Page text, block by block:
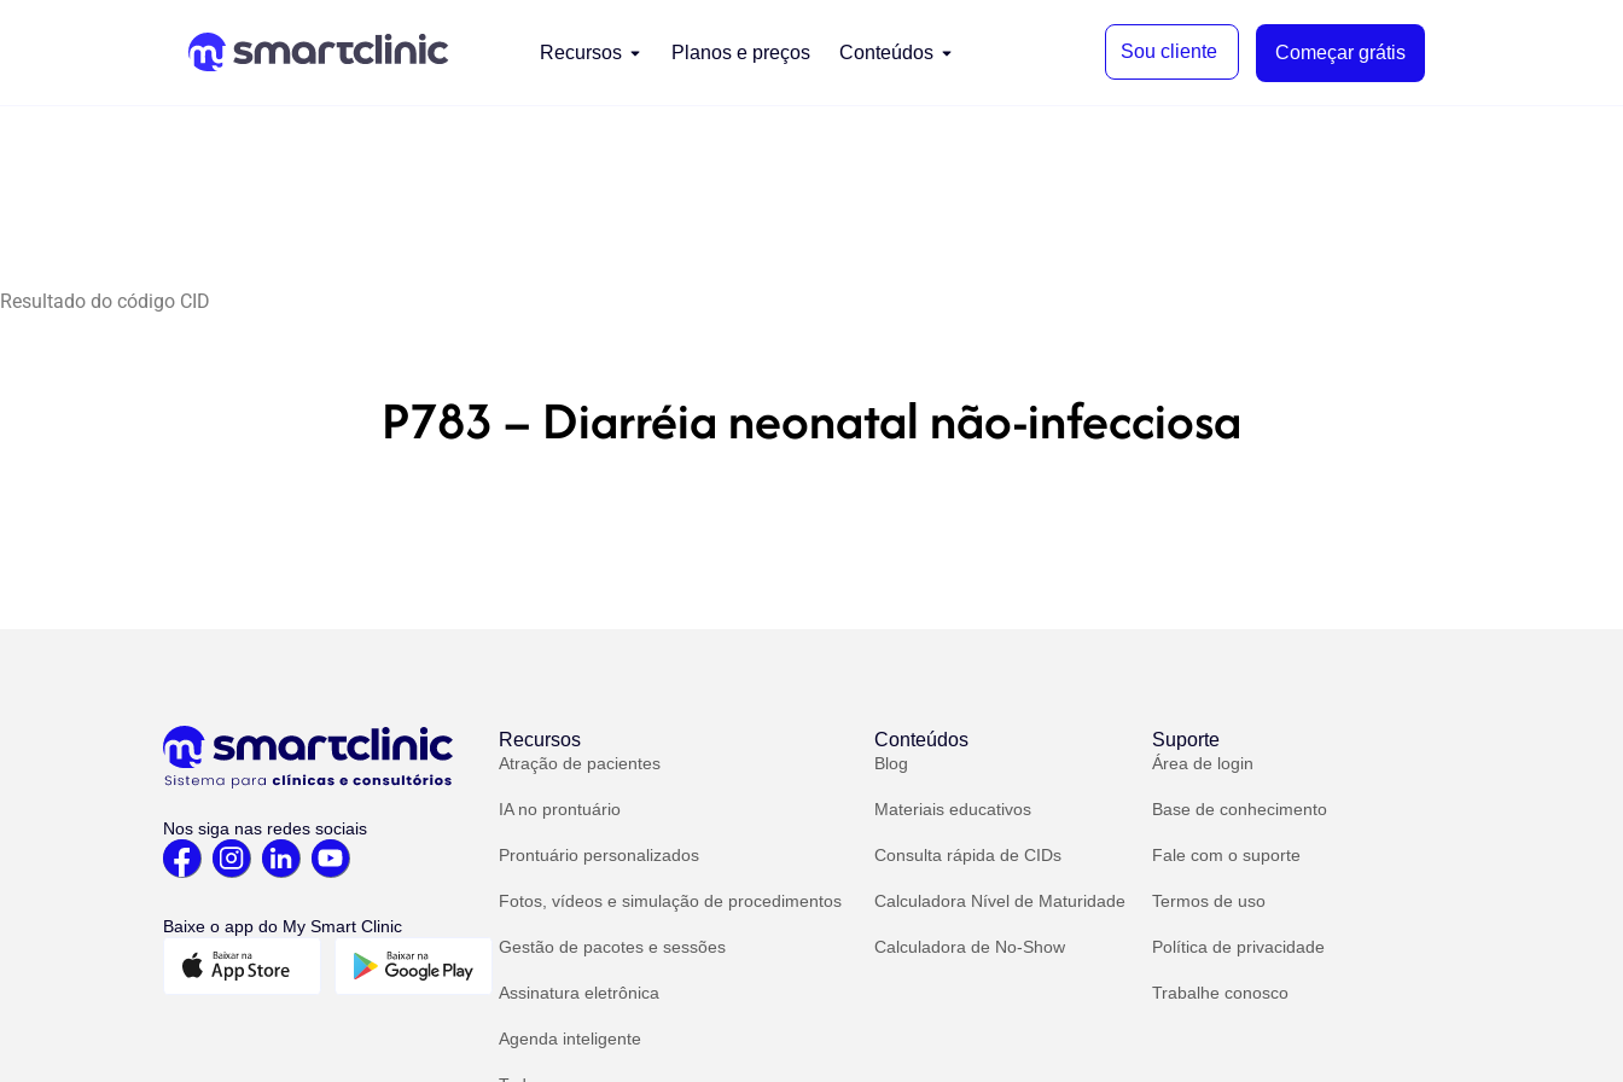
Recursos Planos e preços Conteúdos Sou cliente Começar grátis
Resultado do código CID
P783 – Diarréia neonatal não-infecciosa
Nos siga nas redes sociais
Baixe o app do My Smart Clinic
Recursos
Atração de pacientes
IA no prontuário
Prontuário personalizados
Fotos, vídeos e simulação de procedimentos
Gestão de pacotes e sessões
Assinatura eletrônica
Agenda inteligente
Conteúdos
Blog
Materiais educativos
Consulta rápida de CIDs
Calculadora Nível de Maturidade
Calculadora de No-Show
Suporte
Área de login
Base de conhecimento
Fale com o suporte
Termos de uso
Política de privacidade
Trabalhe conosco